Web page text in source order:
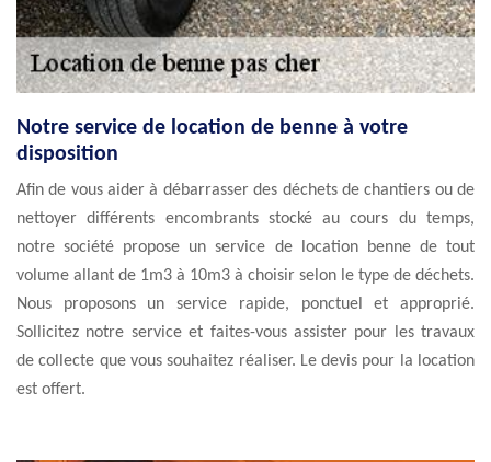
Notre service de location de benne à votre
disposition
Afin de vous aider à débarrasser des déchets de chantiers ou de
nettoyer différents encombrants stocké au cours du temps,
notre société propose un service de location benne de tout
volume allant de 1m3 à 10m3 à choisir selon le type de déchets.
Nous proposons un service rapide, ponctuel et approprié.
Sollicitez notre service et faites-vous assister pour les travaux
de collecte que vous souhaitez réaliser. Le devis pour la location
est offert.